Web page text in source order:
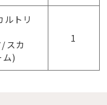
トリ
スカ
)
1